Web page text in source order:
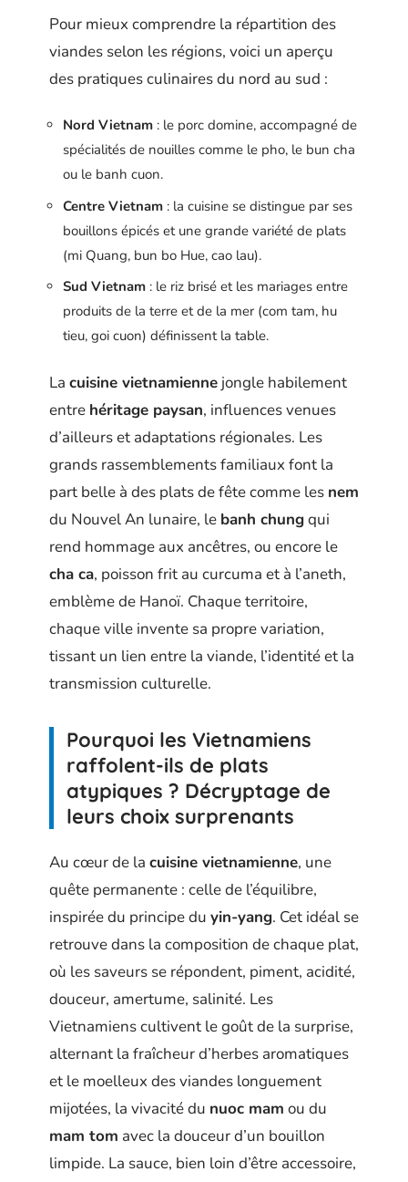
Pour mieux comprendre la répartition des
viandes selon les régions, voici un aperçu
des pratiques culinaires du nord au sud :
Nord Vietnam : le porc domine, accompagné de
spécialités de nouilles comme le pho, le bun cha
ou le banh cuon.
Centre Vietnam : la cuisine se distingue par ses
bouillons épicés et une grande variété de plats
(mi Quang, bun bo Hue, cao lau).
Sud Vietnam : le riz brisé et les mariages entre
produits de la terre et de la mer (com tam, hu
tieu, goi cuon) définissent la table.
La cuisine vietnamienne jongle habilement
entre héritage paysan, influences venues
d’ailleurs et adaptations régionales. Les
grands rassemblements familiaux font la
part belle à des plats de fête comme les nem
du Nouvel An lunaire, le banh chungqui
rend hommage aux ancêtres, ou encore le
cha ca, poisson frit au curcuma et à l’aneth,
emblème de Hanoï. Chaque territoire,
chaque ville invente sa propre variation,
tissant un lien entre la viande, l’identité et la
transmission culturelle.
Pourquoi les Vietnamiens
raffolent-ils de plats
atypiques ? Décryptage de
leurs choix surprenants
Au cœur de la cuisine vietnamienne, une
quête permanente : celle de l’équilibre,
inspirée du principe du yin-yang. Cet idéal se
retrouve dans la composition de chaque plat,
où les saveurs se répondent, piment, acidité,
douceur, amertume, salinité. Les
Vietnamiens cultivent le goût de la surprise,
alternant la fraîcheur d’herbes aromatiques
et le moelleux des viandes longuement
mijotées, la vivacité du nuoc mam ou du
mam tom avec la douceur d’un bouillon
limpide. La sauce, bien loin d’être accessoire,